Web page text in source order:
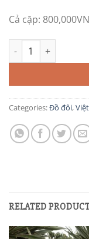
Cả cặp:
CP17 quantity
Categories:Đồ đôi,
RELATED